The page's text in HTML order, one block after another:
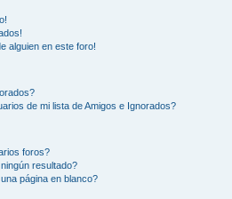
alguien en este foro!
de mi lista de Amigos e Ignorados?
foros?
resultado?
página en blanco?